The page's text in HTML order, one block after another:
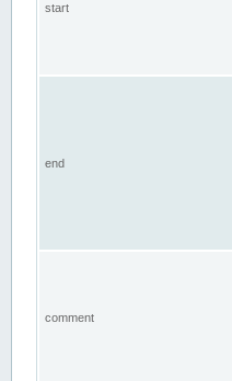
start
end
comment